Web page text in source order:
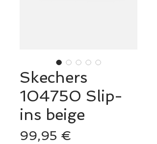
Skechers
104750 Slip-
ins beige
99,95 €